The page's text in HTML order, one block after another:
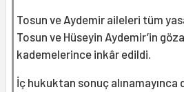
Tosun ve Aydemir aileleri tüm
Tosun ve Hüseyin Aydemir’in
kademelerince inkâr edildi.
İç hukuktan sonuç alınamayınca